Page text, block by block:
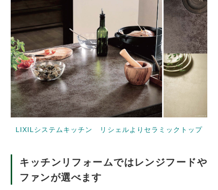
LIXILシステムキッチン リシェルよりセラミックトップ
キッチンリフォームではレンジフードや
ファンが選べます